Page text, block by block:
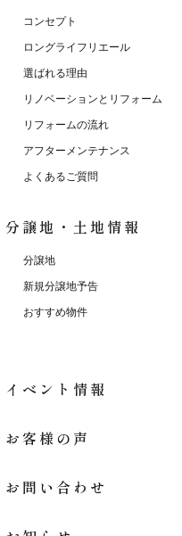
コンセプト
ロングライフリエール
選ばれる理由
リノベーションとリフォーム
リフォームの流れ
アフターメンテナンス
よくあるご質問
分譲地・土地情報
分譲地
新規分譲地予告
おすすめ物件
イベント情報
お客様の声
お問い合わせ